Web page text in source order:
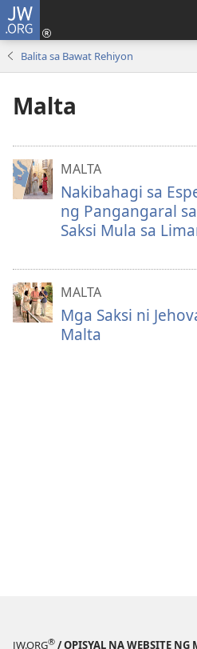
JW.ORG
Balita sa Bawat Rehiyon
Malta
MALTA
Nakibahagi sa
ng Pangangaral
Saksi Mula sa
MALTA
Mga Saksi ni
Malta
JW.ORG® / OPISYAL NA WEBSITE NG